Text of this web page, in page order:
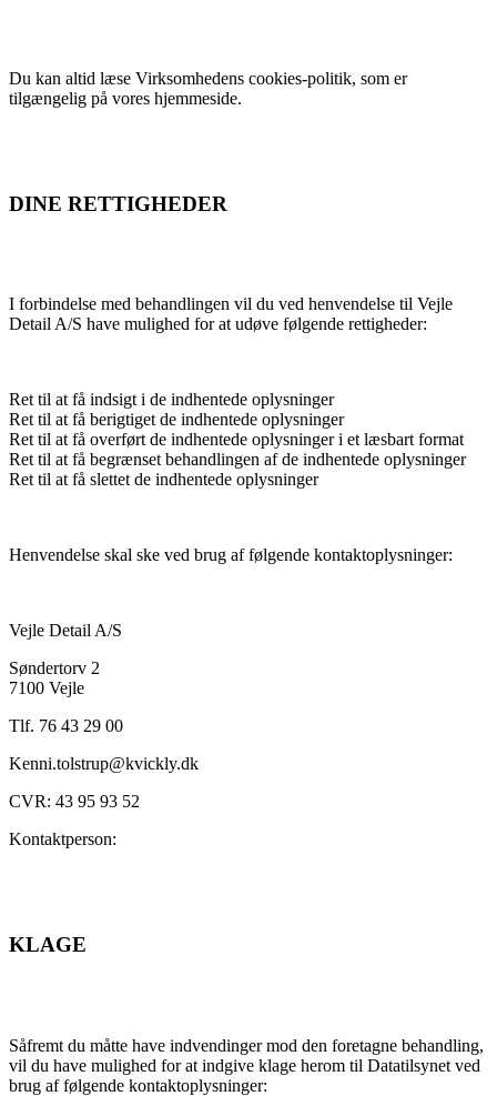
Du kan altid læse Virksomhedens cookies-politik, som er
tilgængelig på vores hjemmeside.
DINE RETTIGHEDER
I forbindelse med behandlingen vil du ved henvendelse til Vejle
Detail A/S have mulighed for at udøve følgende rettigheder:
Ret til at få indsigt i de indhentede oplysninger
Ret til at få berigtiget de indhentede oplysninger
Ret til at få overført de indhentede oplysninger i et læsbart format
Ret til at få begrænset behandlingen af de indhentede oplysninger
Ret til at få slettet de indhentede oplysninger
Henvendelse skal ske ved brug af følgende kontaktoplysninger:
Vejle Detail A/S
Søndertorv 2
7100 Vejle
Tlf. 76 43 29 00
Kenni.tolstrup@kvickly.dk
CVR: 43 95 93 52
Kontaktperson:
KLAGE
Såfremt du måtte have indvendinger mod den foretagne behandling,
vil du have mulighed for at indgive klage herom til Datatilsynet ved
brug af følgende kontaktoplysninger: